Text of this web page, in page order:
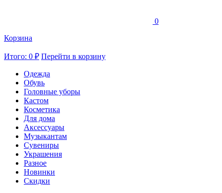
0
Корзина
Итого: 0 ₽ Перейти в корзину
Одежда
Обувь
Головные уборы
Кастом
Косметика
Для дома
Аксессуары
Музыкантам
Сувениры
Украшения
Разное
Новинки
Скидки